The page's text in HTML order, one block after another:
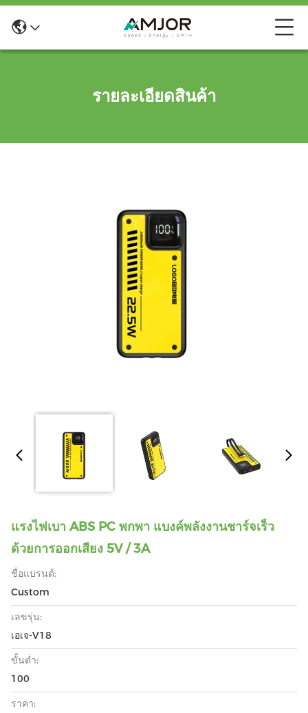
รายละเอียดสินค้า
แรงไฟเบา ABS PC พกพา แบงค์พลังงานชาร์จเร็ว
ด้วยการออกเสียง 5V / 3A
ชื่อแบรนด์:
Custom
เลขรุ่น:
เอเจ-V18
ขั้นต่ำ:
100
ราคา: